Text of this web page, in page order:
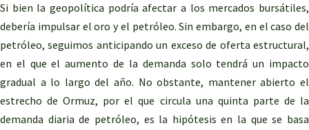
Si bien la geopolítica podría afectar a los mercados bursátiles,
debería impulsar el oro y el petróleo. Sin embargo, en el caso del
petróleo, seguimos anticipando un exceso de oferta estructural,
en el que el aumento de la demanda solo tendrá un impacto
gradual a lo largo del año. No obstante, mantener abierto el
estrecho de Ormuz, por el que circula una quinta parte de la
demanda diaria de petróleo, es la hipótesis en la que se basa